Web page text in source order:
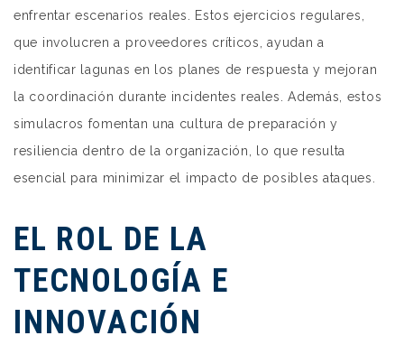
enfrentar escenarios reales. Estos ejercicios regulares,
que involucren a proveedores críticos, ayudan a
identificar lagunas en los planes de respuesta y mejoran
la coordinación durante incidentes reales. Además, estos
simulacros fomentan una cultura de preparación y
resiliencia dentro de la organización, lo que resulta
esencial para minimizar el impacto de posibles ataques.
EL ROL DE LA
TECNOLOGÍA E
INNOVACIÓN